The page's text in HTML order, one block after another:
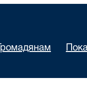
Громадянам